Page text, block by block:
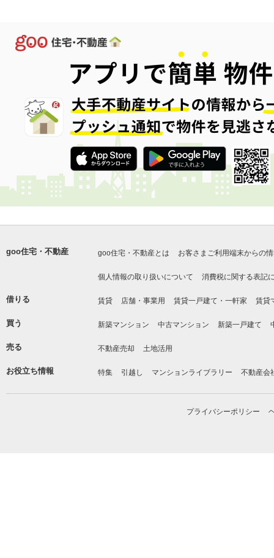
goo住宅・不動産 goo住宅・不動産とは お客さまご利用端末からの
個人情報の取り扱いについて 消費税に関する表記
借りる 賃貸 店舗・事業用 賃貸一戸建て・一軒家 賃貸
買う 新築マンション 中古マンション 新築一戸建て
売る 不動産売却 土地活用
お役立ち情報 特集 引越し マンションライブラリー 不動産会
プライバシーポリシー